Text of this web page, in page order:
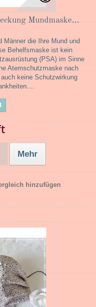
Mundmaske...
Männer die Ihre Mund und
Behelfsmaske ist kein
(PSA) im Sinne
Atemschutzmaske nach
keine Schutzwirkung
Mehr
hinzufügen